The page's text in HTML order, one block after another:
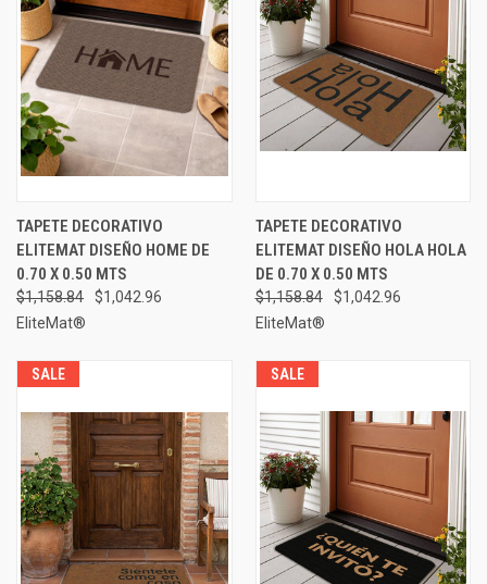
TAPETE DECORATIVO
ELITEMAT DISEÑO HOME DE
0.70 X 0.50 MTS
$1,158.84
$1,042.96
EliteMat®
TAPETE DECORATIVO
ELITEMAT DISEÑO HOLA HOLA
DE 0.70 X 0.50 MTS
$1,158.84
$1,042.96
EliteMat®
SALE SALE